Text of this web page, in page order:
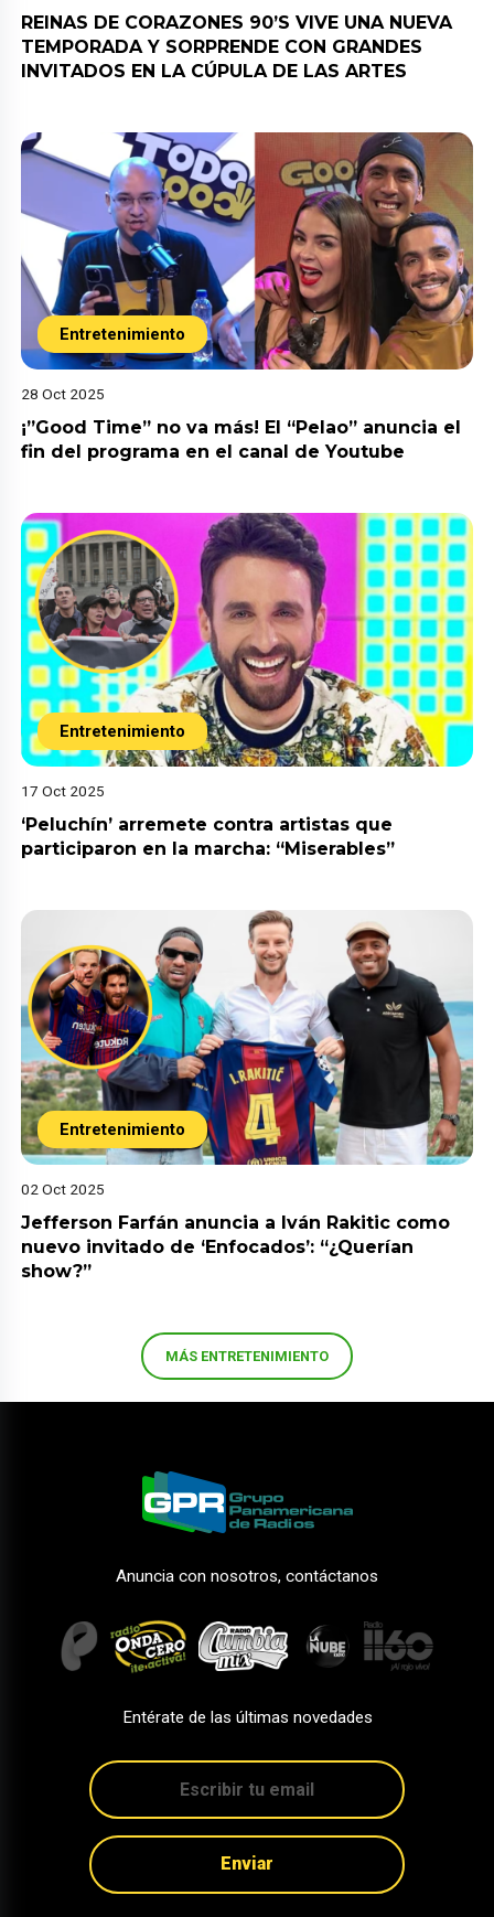
REINAS DE CORAZONES 90’S VIVE UNA NUEVA
TEMPORADA Y SORPRENDE CON GRANDES
INVITADOS EN LA CÚPULA DE LAS ARTES
Entretenimiento
28 Oct 2025
¡”Good Time” no va más! El “Pelao” anuncia el
fin del programa en el canal de Youtube
Entretenimiento
17 Oct 2025
‘Peluchín’ arremete contra artistas que
participaron en la marcha: “Miserables”
Entretenimiento
02 Oct 2025
Jefferson Farfán anuncia a Iván Rakitic como
nuevo invitado de ‘Enfocados’: “¿Querían
show?”
MÁS ENTRETENIMIENTO
Anuncia con nosotros, contáctanos
Entérate de las últimas novedades
Enviar